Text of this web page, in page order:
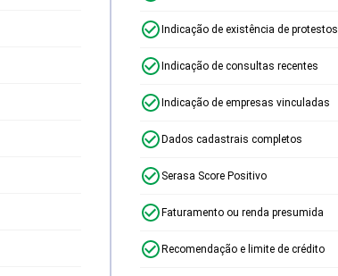
Indicação de existência de protestos
Indicação de consultas recentes
Indicação de empresas vinculadas
Dados cadastrais completos
Serasa Score Positivo
Faturamento ou renda presumida
Recomendação e limite de crédito